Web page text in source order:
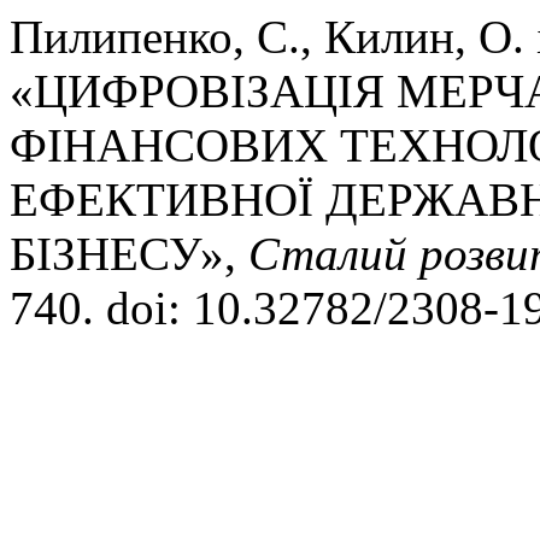
Пилипенко, С., Килин, О.
«ЦИФРОВІЗАЦІЯ
ФІНАНСОВИХ
ЕФЕКТИВНОЇ
БІЗНЕСУ», Сталий
740. doi: 10.32782/2308-